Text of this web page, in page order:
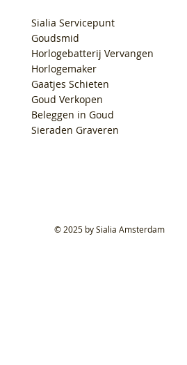
Sialia Servicepunt
Goudsmid
Horlogebatterij Vervangen
Horlogemaker
Gaatjes Schieten
Goud Verkopen
Beleggen in Goud
Sieraden Graveren
© 2025 by Sialia Amsterdam